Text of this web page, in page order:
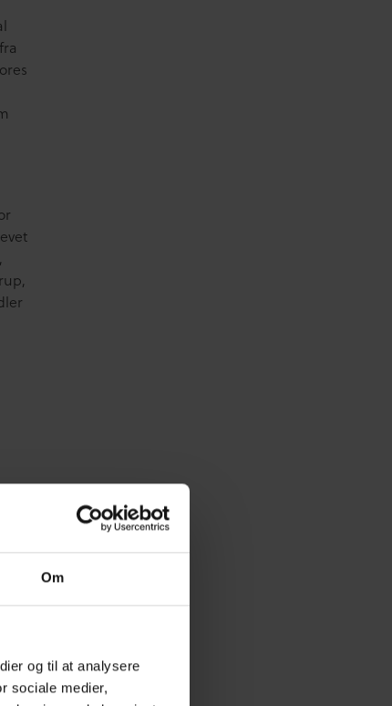
Om
og til at analysere
sociale medier,